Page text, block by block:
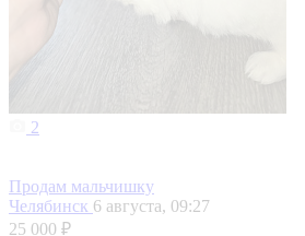
2
Продам мальчишку
Челябинск 6 августа, 09:27
25 000 ₽